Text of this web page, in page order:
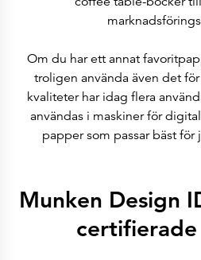
Finansiella presentationer
ESEF-rapporter
Rapporter
Pressmeddelanden
Företagskalender
Prenumerera
Bolagsstyrning
Ägarstruktur
Säljkontor
Investor Relations
Om du har ett annat
troligen använda även det
kvaliteter har idag flera
användas i maskiner för
papper som passar bäst för
Munken Design